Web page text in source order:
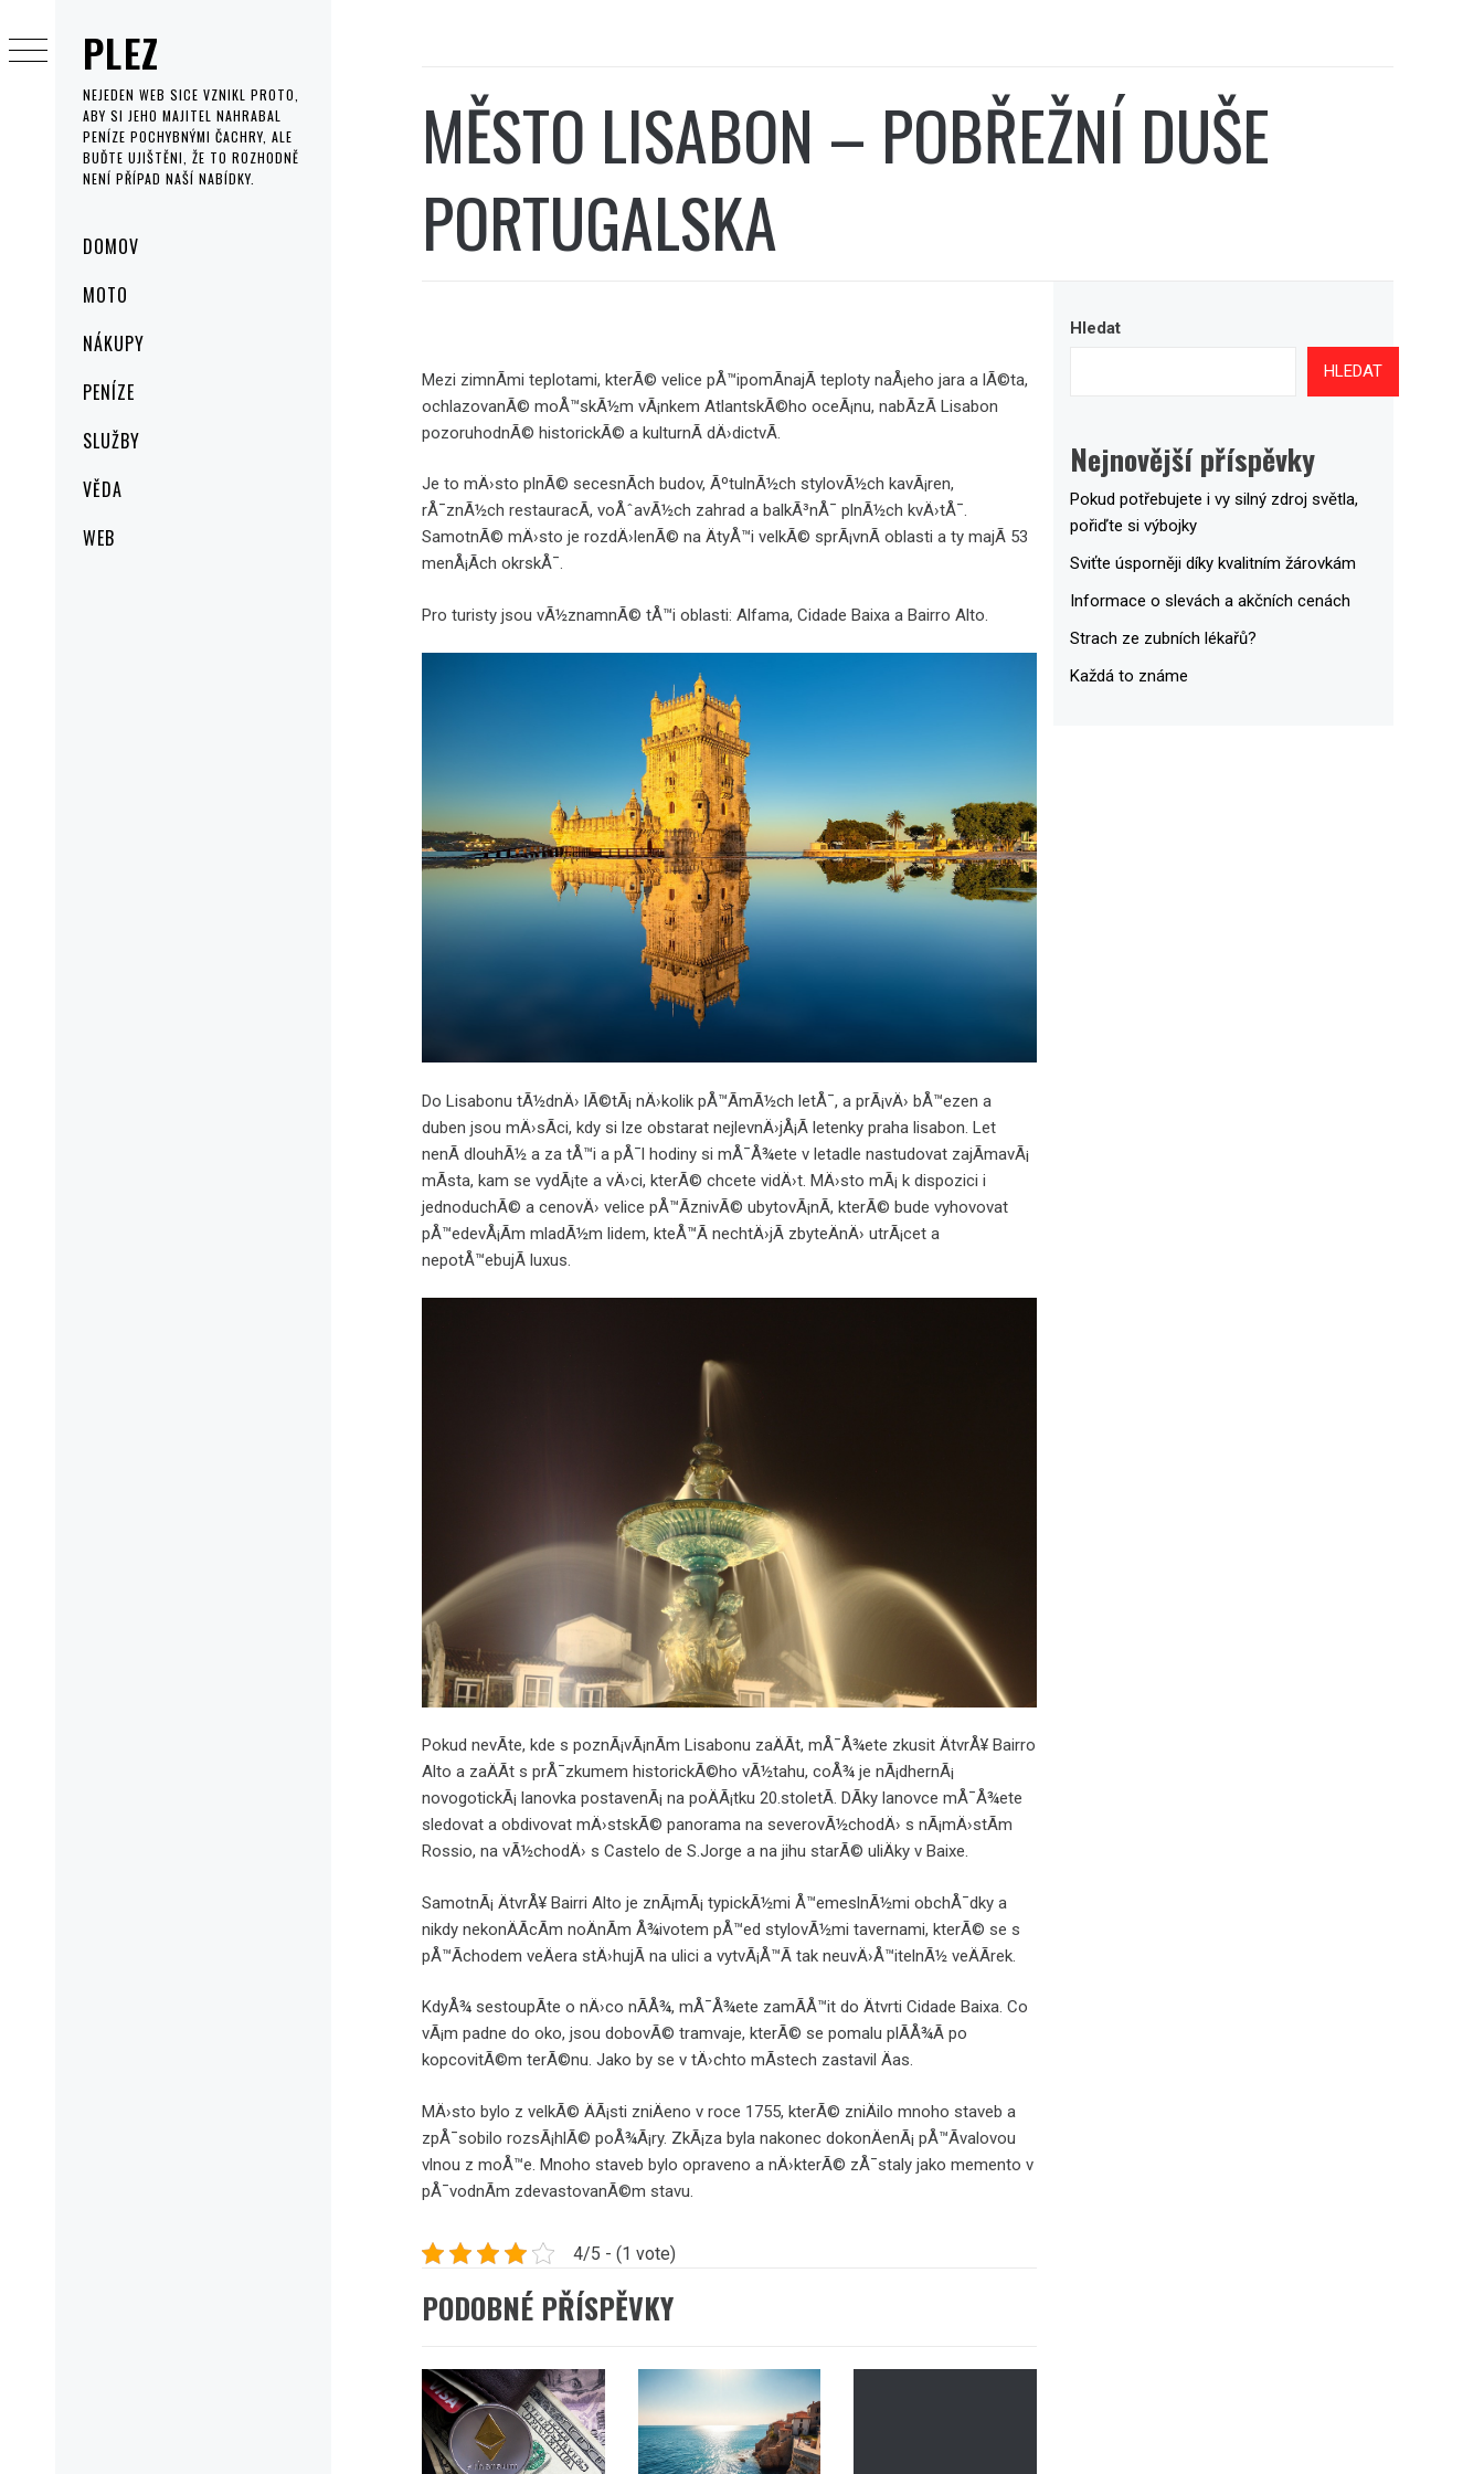
PLEZ
NEJEDEN WEB SICE VZNIKL PROTO,
ABY SI JEHO MAJITEL NAHRABAL
PENÍZE POCHYBNÝMI ČACHRY, ALE
BUĎTE UJIŠTĚNI, ŽE TO ROZHODNĚ
NENÍ PŘÍPAD NAŠÍ NABÍDKY.
MenuDOMOV
MOTO
NÁKUPY
PENÍZE
SLUŽBY
VĚDA
WEB
to
content
MĚSTO LISABON – POBŘEŽNÍ DUŠE
PORTUGALSKA
Mezi zimnÃ­mi teplotami, kterÃ© velice pÅ™ipomÃ­najÃ­ teploty naÅ¡eho jara a lÃ©ta,
ochlazovanÃ© moÅ™skÃ½m vÃ¡nkem AtlantskÃ©ho oceÃ¡nu, nabÃ­zÃ­ Lisabon
pozoruhodnÃ© historickÃ© a kulturnÃ­ dÄ›dictvÃ­.
Je to mÄ›sto plnÃ© secesnÃ­ch budov, ÃºtulnÃ½ch stylovÃ½ch kavÃ¡ren,
rÅ¯znÃ½ch restauracÃ­, voÅˆavÃ½ch zahrad a balkÃ³nÅ¯ plnÃ½ch kvÄ›tÅ¯.
SamotnÃ© mÄ›sto je rozdÄ›lenÃ© na ÄtyÅ™i velkÃ© sprÃ¡vnÃ­ oblasti a ty majÃ­ 53
menÅ¡Ã­ch okrskÅ¯.
Pro turisty jsou vÃ½znamnÃ© tÅ™i oblasti: Alfama, Cidade Baixa a Bairro Alto.
Do Lisabonu tÃ½dnÄ› lÃ©tÃ¡ nÄ›kolik pÅ™Ã­mÃ½ch letÅ¯, a prÃ¡vÄ› bÅ™ezen a
duben jsou mÄ›sÃ­ci, kdy si lze obstarat nejlevnÄ›jÅ¡Ã­letenky praha lisabon . Let
nenÃ­ dlouhÃ½ a za tÅ™i a pÅ¯l hodiny si mÅ¯Å¾ete v letadle nastudovat zajÃ­mavÃ¡
mÃ­sta, kam se vydÃ¡te a vÄ›ci, kterÃ© chcete vidÄ›t. MÄ›sto mÃ¡ k dispozici i
jednoduchÃ© a cenovÄ› velice pÅ™Ã­znivÃ© ubytovÃ¡nÃ­, kterÃ© bude vyhovovat
pÅ™edevÅ¡Ã­m mladÃ½m lidem, kteÅ™Ã­ nechtÄ›jÃ­ zbyteÄnÄ› utrÃ¡cet a
nepotÅ™ebujÃ­ luxus.
Pokud nevÃ­te, kde s poznÃ¡vÃ¡nÃ­m Lisabonu zaÄÃ­t, mÅ¯Å¾ete zkusit ÄtvrÅ¥ Bairro
Alto a zaÄÃ­t s prÅ¯zkumem historickÃ©ho vÃ½tahu, coÅ¾ je nÃ¡dhernÃ¡
novogotickÃ¡ lanovka postavenÃ¡ na poÄÃ¡tku 20.stoletÃ­. DÃ­ky lanovce mÅ¯Å¾ete
sledovat a obdivovat mÄ›stskÃ© panorama na severovÃ½chodÄ› s nÃ¡mÄ›stÃ­m
Rossio, na vÃ½chodÄ› s Castelo de S.Jorge a na jihu starÃ© uliÄky v Baixe.
SamotnÃ¡ ÄtvrÅ¥ Bairri Alto je znÃ¡mÃ¡ typickÃ½mi Å™emeslnÃ½mi obchÅ¯dky a
nikdy nekonÄÃ­cÃ­m noÄnÃ­m Å¾ivotem pÅ™ed stylovÃ½mi tavernami, kterÃ© se s
pÅ™Ã­chodem veÄera stÄ›hujÃ­ na ulici a vytvÃ¡Å™Ã­ tak neuvÄ›Å™itelnÃ½ veÄÃ­rek.
KdyÅ¾ sestoupÃ­te o nÄ›co nÃ­Å¾, mÅ¯Å¾ete zamÃ­Å™it do Ätvrti Cidade Baixa. Co
vÃ¡m padne do oko, jsou dobovÃ© tramvaje, kterÃ© se pomalu plÃ­Å¾Ã­ po
kopcovitÃ©m terÃ©nu. Jako by se v tÄ›chto mÃ­stech zastavil Äas.
MÄ›sto bylo z velkÃ© ÄÃ¡sti zniÄeno v roce 1755, kterÃ© zniÄilo mnoho staveb a
zpÅ¯sobilo rozsÃ¡hlÃ© poÅ¾Ã¡ry. ZkÃ¡za byla nakonec dokonÄenÃ¡ pÅ™Ã­valovou
vlnou z moÅ™e. Mnoho staveb bylo opraveno a nÄ›kterÃ© zÅ¯staly jako memento v
pÅ¯vodnÃ­m zdevastovanÃ©m stavu.
4/5 - (1 vote)
PODOBNÉ PŘÍSPĚVKY
Hledat
HLEDAT
Nejnovější příspěvky
Pokud potřebujete i vy silný zdroj světla,
pořiďte si výbojky
Sviťte úsporněji díky kvalitním žárovkám
Informace o slevách a akčních cenách
Strach ze zubních lékařů?
Každá to známe